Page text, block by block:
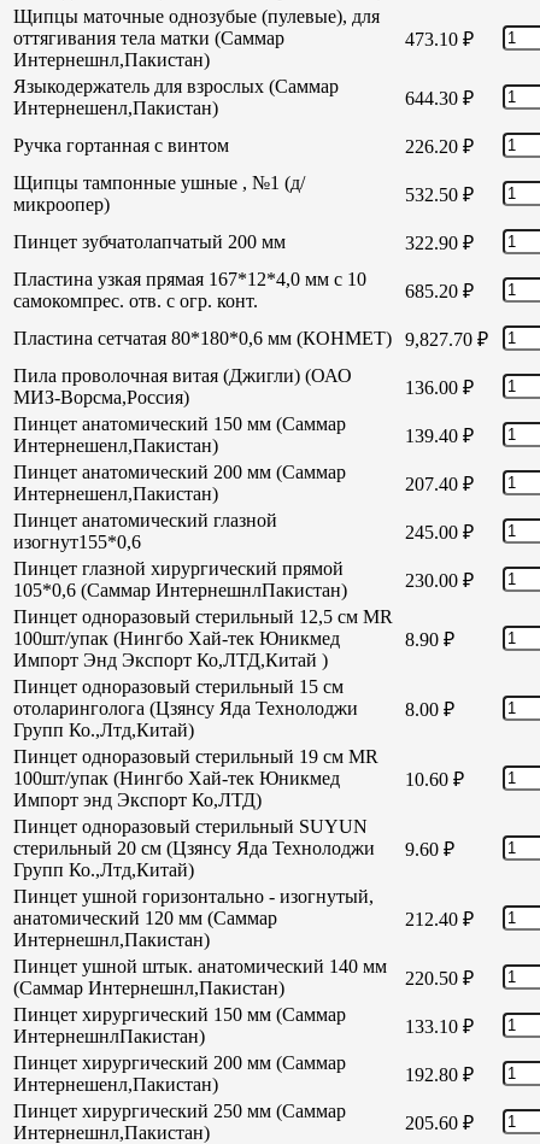
Щипцы маточные однозубые (пулевые), для
оттягивания тела матки (Саммар
Интернешнл,Пакистан)
473.10 ₽
Языкодержатель для взрослых (Саммар
Интернешенл,Пакистан)
644.30 ₽
Ручка гортанная с винтом 226.20 ₽
Щипцы тампонные ушные , №1 (д/
микроопер)
532.50 ₽
Пинцет зубчатолапчатый 200 мм 322.90 ₽
Пластина узкая прямая 167*12*4,0 мм с 10
самокомпрес. отв. с огр. конт.
685.20 ₽
Пластина сетчатая 80*180*0,6 мм (КОНМЕТ) 9,827.70 ₽
Пила проволочная витая (Джигли) (ОАО
МИЗ-Ворсма,Россия)
136.00 ₽
Пинцет анатомический 150 мм (Саммар
Интернешенл,Пакистан)
139.40 ₽
Пинцет анатомический 200 мм (Саммар
Интернешенл,Пакистан)
207.40 ₽
Пинцет анатомический глазной
изогнут155*0,6
245.00 ₽
Пинцет глазной хирургический прямой
105*0,6 (Саммар ИнтернешнлПакистан)
230.00 ₽
Пинцет одноразовый стерильный 12,5 см MR
100шт/упак (Нингбо Хай-тек Юникмед
Импорт Энд Экспорт Ко,ЛТД,Китай )
8.90 ₽
Пинцет одноразовый стерильный 15 см
отоларинголога (Цзянсу Яда Технолоджи
Групп Ко.,Лтд,Китай)
8.00 ₽
Пинцет одноразовый стерильный 19 см MR
100шт/упак (Нингбо Хай-тек Юникмед
Импорт энд Экспорт Ко,ЛТД)
10.60 ₽
Пинцет одноразовый стерильный SUYUN
стерильный 20 см (Цзянсу Яда Технолоджи
Групп Ко.,Лтд,Китай)
9.60 ₽
Пинцет ушной горизонтально - изогнутый,
анатомический 120 мм (Саммар
Интернешнл,Пакистан)
212.40 ₽
Пинцет ушной штык. анатомический 140 мм
(Саммар Интернешнл,Пакистан)
220.50 ₽
Пинцет хирургический 150 мм (Саммар
ИнтернешнлПакистан)
133.10 ₽
Пинцет хирургический 200 мм (Саммар
Интернешенл,Пакистан)
192.80 ₽
Пинцет хирургический 250 мм (Саммар
Интернешнл,Пакистан)
205.60 ₽